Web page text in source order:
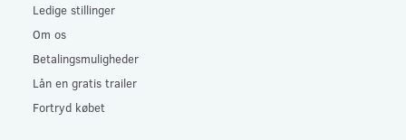
Ledige stillinger
Om os
Betalingsmuligheder
Lån en gratis trailer
Fortryd købet